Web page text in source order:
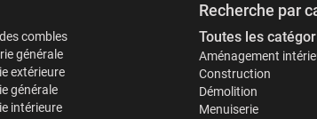
combles
générale
extérieure
générale
intérieure
Recherche par
Toutes les
Aménagement
Construction
Démolition
Menuiserie